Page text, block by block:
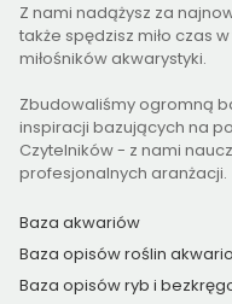
Z nami nadążysz za
także spędzisz miło czas
miłośników akwarystyki.
Zbudowaliśmy ogromną
inspiracji bazujących na
Czytelników - z nami
profesjonalnych aranżacji.
Baza akwariów
Baza opisów roślin
Baza opisów ryb i